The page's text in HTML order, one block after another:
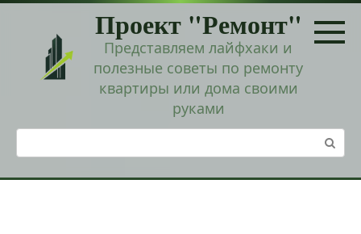
Перейти
Проект "Ремонт"
Представляем лайфхаки и
полезные советы по ремонту
квартиры или дома своими
руками
Поиск: